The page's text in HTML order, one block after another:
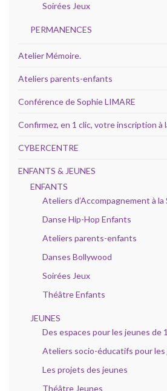
Soirées Jeux
PERMANENCES
Atelier Mémoire.
Ateliers parents-enfants
Conférence de Sophie LIMARE
Confirmez, en 1 clic, votre inscription à
CYBERCENTRE
ENFANTS & JEUNES
ENFANTS
Ateliers d’Accompagnement à la
Danse Hip-Hop Enfants
Ateliers parents-enfants
Danses Bollywood
Soirées Jeux
Théâtre Enfants
JEUNES
Des espaces pour les jeunes de
Ateliers socio-éducatifs pour les
Les projets des jeunes
Théâtre Jeunes